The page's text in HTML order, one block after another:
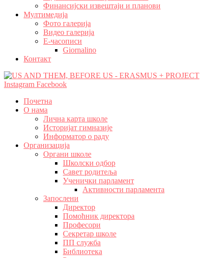
Финансијски извештаји и планови
Мултимедија
Фото галерија
Видео галерија
Е-часописи
Giornalino
Контакт
Instagram Facebook
Почетна
О нама
Лична карта школе
Историјат гимназије
Информатор о раду
Организација
Органи школе
Школски одбор
Савет родитеља
Ученички парламент
Активности парламента
Запослени
Директор
Помоћник директора
Професори
Секретар школе
ПП служба
Библиотека